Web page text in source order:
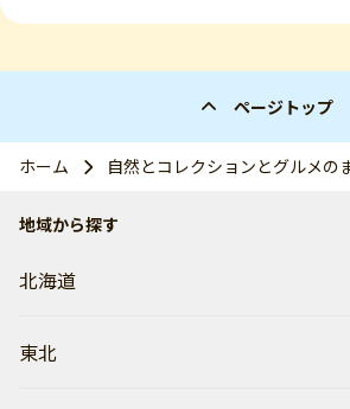
ページトップ
ホーム 自然とコレクションとグルメの
地域から探す
北海道
東北